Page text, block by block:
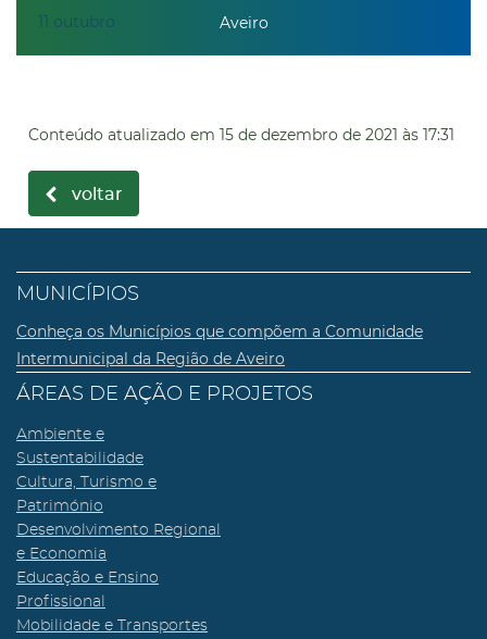
11 outubro Aveiro
Conteúdo atualizado em 15 de dezembro de 2021 às 17:31
voltar
MUNICÍPIOS
Conheça os Municípios que compõem a Comunidade
Intermunicipal da Região de Aveiro
ÁREAS DE AÇÃO E PROJETOS
Ambiente e
Sustentabilidade
Cultura, Turismo e
Património
Desenvolvimento Regional
e Economia
Educação e Ensino
Profissional
Mobilidade e Transportes